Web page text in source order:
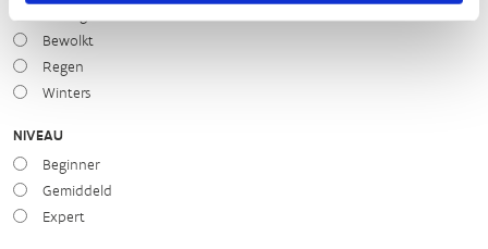
Bewolkt
Regen
Winters
NIVEAU
Beginner
Gemiddeld
Expert